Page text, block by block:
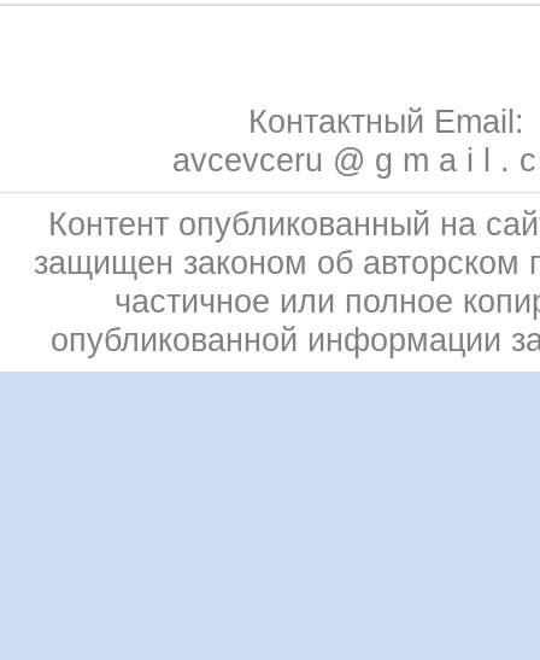
Контактный Email:
avcevceru @ g m a i l .
Контент опубликованный на
защищен законом об авторском
частичное или полное
опубликованной информации